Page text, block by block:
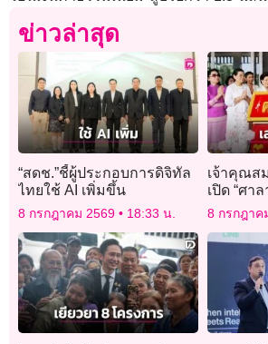
ข่าวล่าสุด
“สดช.”ชี้ผู้ประกอบการดิจิทัล
ไทยใช้ AI เพิ่มขึ้น
8 กรกฎาคม 2569 18:33 น.
เจ้าคุณส
เปิด “ศา
ปฏิบัติธร
โตบ้านแพ้
8 กรกฎาค